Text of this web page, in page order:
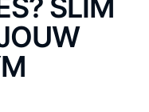
SLIM